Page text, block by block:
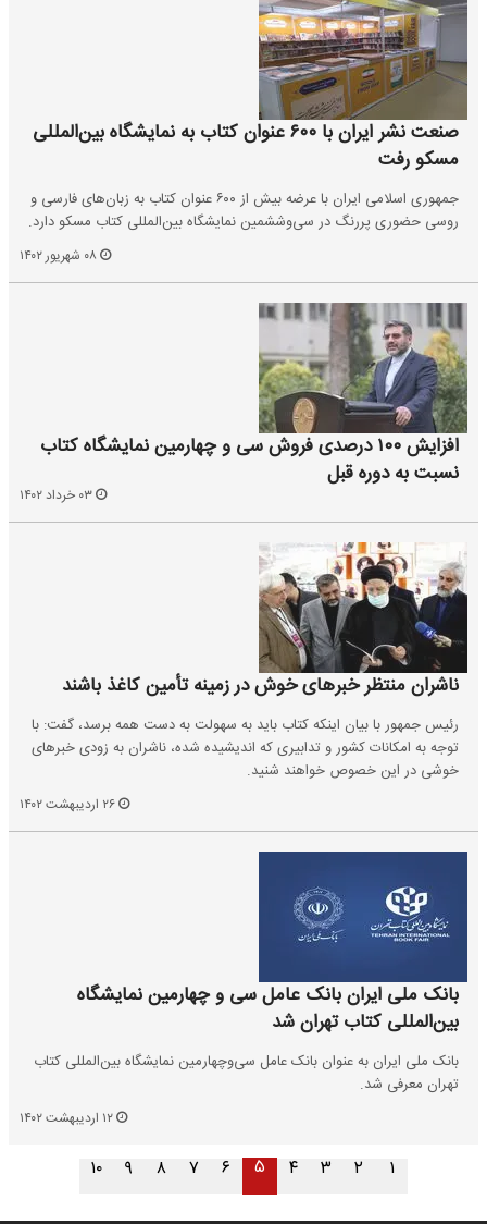
صنعت نشر ایران با ۶۰۰ عنوان کتاب به نمایشگاه بین‌المللی
مسکو رفت
جمهوری اسلامی ایران با عرضه بیش از ۶۰۰ عنوان کتاب به زبان‌های فارسی و
روسی حضوری پررنگ در سی‌وششمین نمایشگاه بین‌المللی کتاب مسکو دارد.
افزایش ۱۰۰ درصدی فروش سی و چهارمین نمایشگاه کتاب
نسبت به دوره قبل
ناشران منتظر خبرهای خوش در زمینه تأمین کاغذ باشند
رئیس جمهور با بیان اینکه کتاب باید به سهولت به دست همه برسد، گفت: با
توجه به امکانات کشور و تدابیری که اندیشیده شده، ناشران به زودی خبرهای
خوشی در این خصوص خواهند شنید.
بانک ملی ایران بانک عامل سی و چهارمین نمایشگاه
بین‌المللی کتاب تهران شد
بانک ملی ایران به عنوان بانک عامل سی‌وچهارمین نمایشگاه بین‌المللی کتاب
تهران معرفی شد.
۱ ۲ ۳ ۴ ۵ ۶ ۷ ۸ ۹ ۱۰